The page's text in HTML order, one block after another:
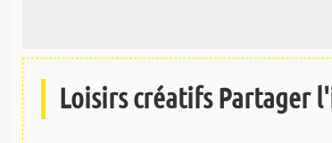
Loisirs créatifs Partager